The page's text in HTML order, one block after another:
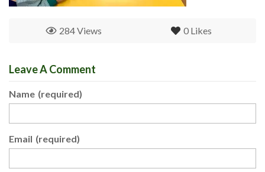
0 Likes
284 Views
Leave A Comment
Name (required)
Email (required)